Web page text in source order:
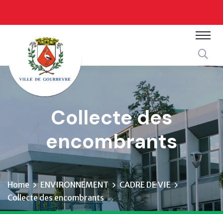
Collecte des
encombrants
Home ENVIRONNEMENT
CADRE DE VIE
Collecte des encombrants